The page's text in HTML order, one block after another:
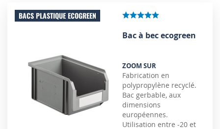
BACS PLASTIQUE ECOGREEN
Bac à bec ecogreen
ZOOM SUR
Fabrication en
polypropylène recyclé.
Bac gerbable, aux
dimensions
européennes.
Utilisation entre -20 et